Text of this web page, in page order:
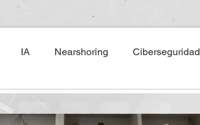
IA Nearshoring Ciberseguridad
Ley Federal de Ciberseguridad